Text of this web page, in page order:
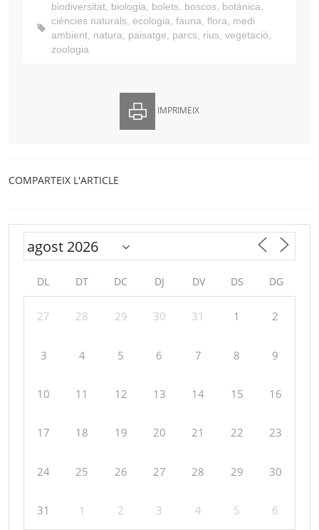
biodiversitat, biologia, bolets, boscos, botànica,
ciències naturals, ecologia, fauna, flora, medi
ambient, natura, paisatge, parcs, rius, vegetació,
zoologia
IMPRIMEIX
COMPARTEIX L'ARTICLE
DL DT DC DJ DV DS DG
27 28 29 30 31 1 2
3 4 5 6 7 8 9
10 11 12 13 14 15 16
17 18 19 20 21 22 23
24 25 26 27 28 29 30
31 1 2 3 4 5 6